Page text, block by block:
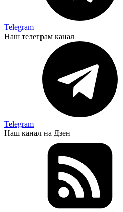
Telegram
Наш телеграм канал
Telegram
Наш канал на Дзен